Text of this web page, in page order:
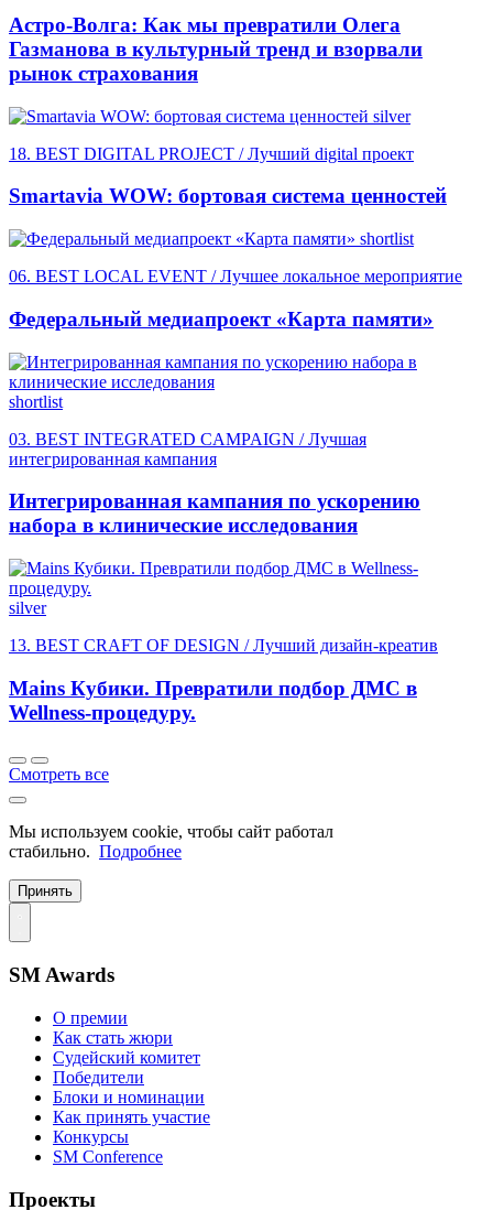
Астро-Волга: Как мы превратили Олега
Газманова в культурный тренд и взорвали
рынок страхования
silver
18. BEST DIGITAL PROJECT / Лучший digital проект
Smartavia WOW: бортовая система ценностей
shortlist
06. BEST LOCAL EVENT / Лучшее локальное мероприятие
Федеральный медиапроект «Карта памяти»
shortlist
03. BEST INTEGRATED CAMPAIGN / Лучшая
интегрированная кампания
Интегрированная кампания по ускорению
набора в клинические исследования
silver
13. BEST CRAFT OF DESIGN / Лучший дизайн-креатив
Mains Кубики. Превратили подбор ДМС в
Wellness-процедуру.
Смотреть все
Мы используем cookie, чтобы сайт работал
стабильно. Подробнее
Принять
SM Awards
О премии
Как стать жюри
Судейский комитет
Победители
Блоки и номинации
Как принять участие
Конкурсы
SM Conference
Проекты